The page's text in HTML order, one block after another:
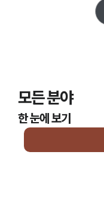
모든 분야
한 눈에 보기